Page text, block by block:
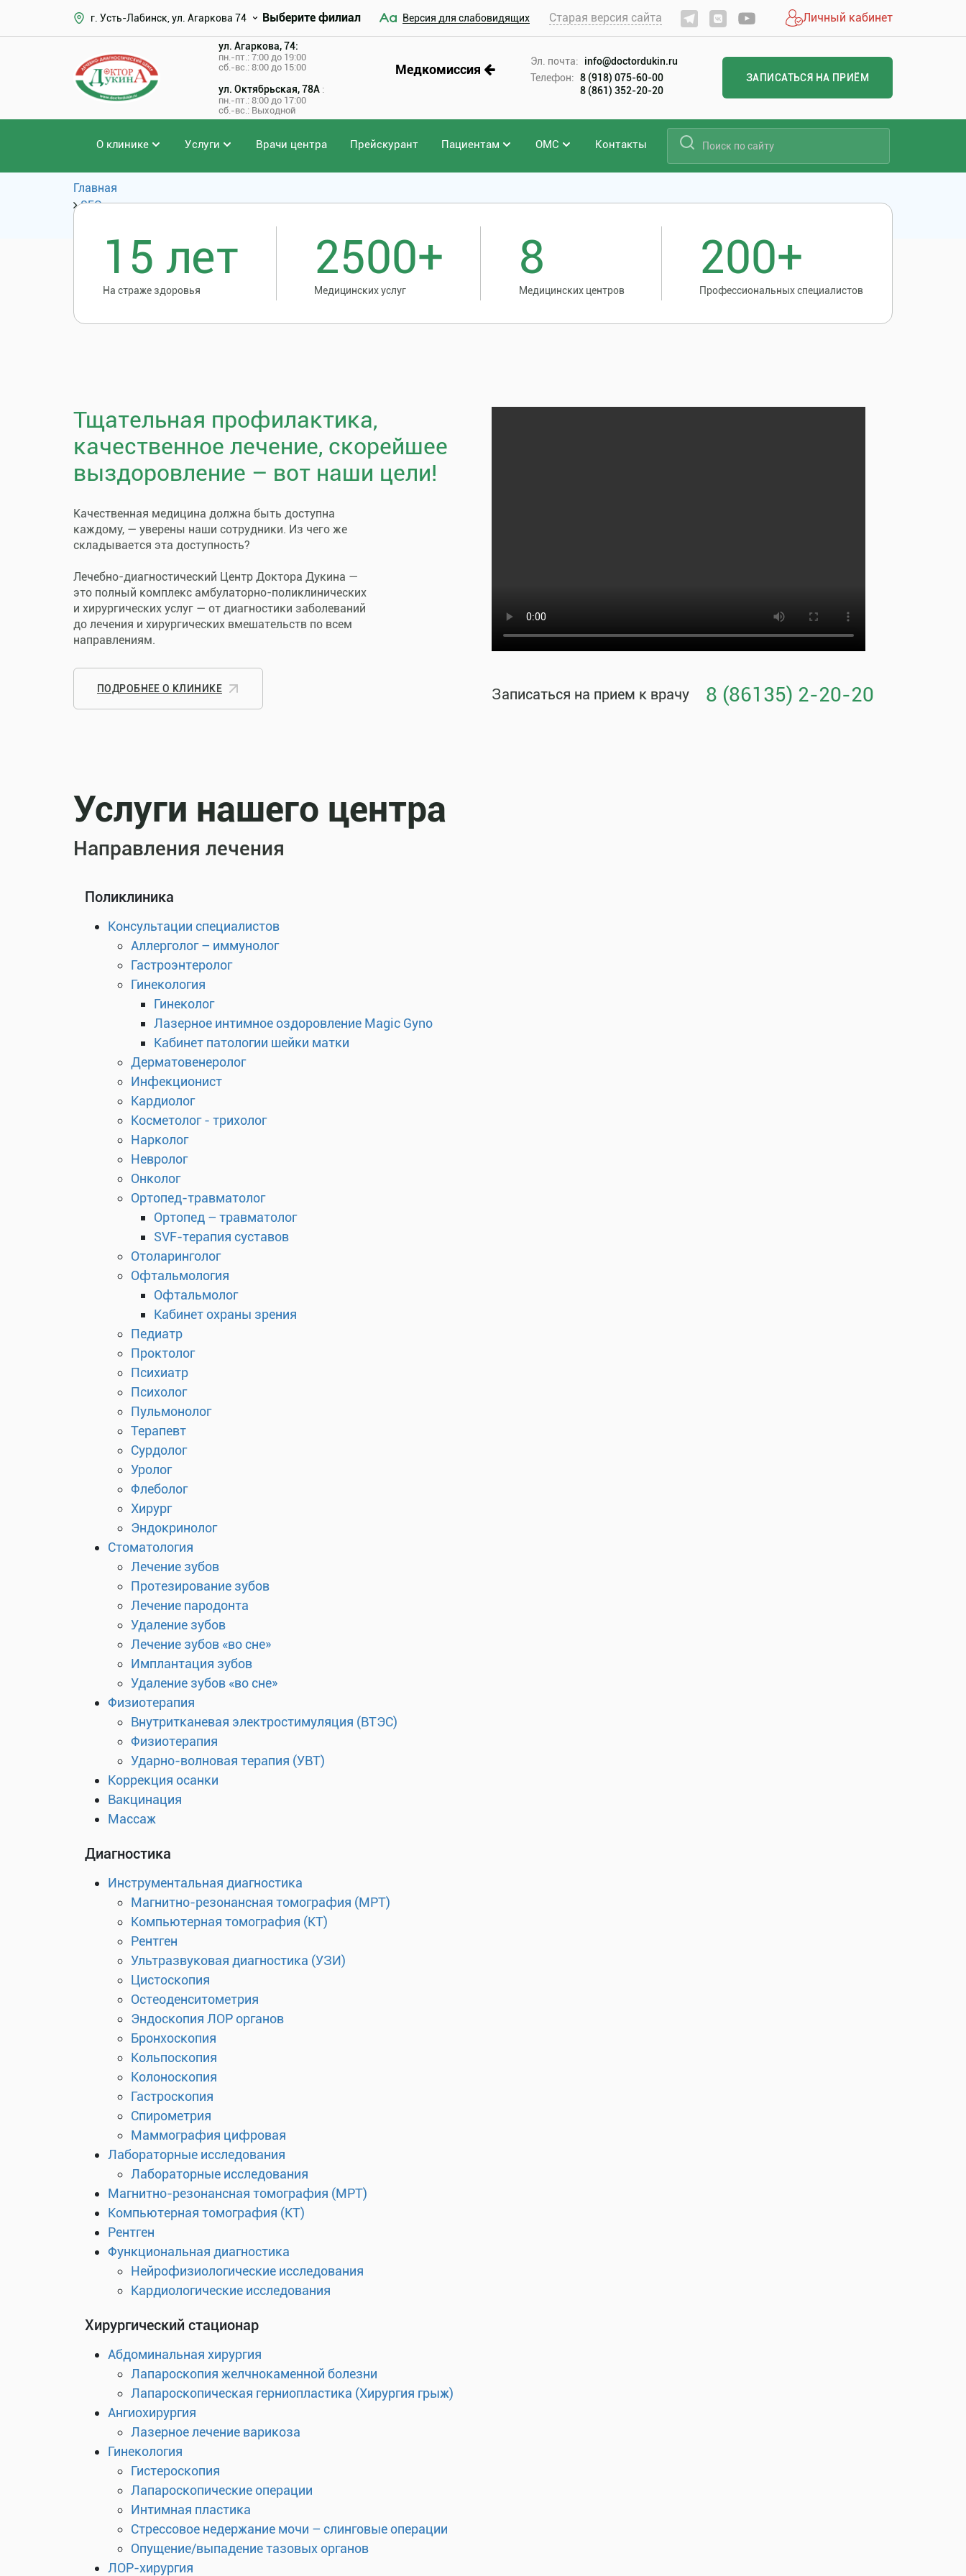
г. Усть-Лабинск, ул. Агаркова 74 Выберите филиал Версия для слабовидящих Старая версия сайта Личный кабинет
ул. Агаркова, 74:
пн.-пт.: 7:00 до 19:00
сб.-вс.: 8:00 до 15:00
ул. Октябрьская, 78А :
пн.-пт.: 8:00 до 17:00
сб.-вс.: Выходной
Медкомиссия
Эл. почта:
info@doctordukin.ru
Телефон: 8 (918) 075-60-00
8 (861) 352-20-20
ЗАПИСАТЬСЯ НА ПРИЁМ
О клинике Услуги Врачи центра Прейскурант Пациентам ОМС Контакты
Главная
SEO
15 лет
На страже здоровья
2500+
Медицинских услуг
8
Медицинских центров
200+
Профессиональных специалистов
Тщательная профилактика,
качественное лечение, скорейшее
выздоровление – вот наши цели!
Качественная медицина должна быть доступна
каждому, — уверены наши сотрудники. Из чего же
складывается эта доступность?
Лечебно-диагностический Центр Доктора Дукина —
это полный комплекс амбулаторно-поликлинических
и хирургических услуг — от диагностики заболеваний
до лечения и хирургических вмешательств по всем
направлениям.
ПОДРОБНЕЕ О КЛИНИКЕ Записаться на прием к врачу 8 (86135) 2-20-20
Услуги нашего центра
Направления лечения
Поликлиника
Консультации специалистов
Аллерголог – иммунолог
Гастроэнтеролог
Гинекология
Гинеколог
Лазерное интимное оздоровление Magic Gyno
Кабинет патологии шейки матки
Дерматовенеролог
Инфекционист
Кардиолог
Косметолог - трихолог
Нарколог
Невролог
Онколог
Ортопед-травматолог
Ортопед – травматолог
SVF-терапия суставов
Отоларинголог
Офтальмология
Офтальмолог
Кабинет охраны зрения
Педиатр
Проктолог
Психиатр
Психолог
Пульмонолог
Терапевт
Сурдолог
Уролог
Флеболог
Хирург
Эндокринолог
Стоматология
Лечение зубов
Протезирование зубов
Лечение пародонта
Удаление зубов
Лечение зубов «во сне»
Имплантация зубов
Удаление зубов «во сне»
Физиотерапия
Внутритканевая электростимуляция (ВТЭС)
Физиотерапия
Ударно-волновая терапия (УВТ)
Коррекция осанки
Вакцинация
Массаж
Диагностика
Инструментальная диагностика
Магнитно-резонансная томография (МРТ)
Компьютерная томография (КТ)
Рентген
Ультразвуковая диагностика (УЗИ)
Цистоскопия
Остеоденситометрия
Эндоскопия ЛОР органов
Бронхоскопия
Кольпоскопия
Колоноскопия
Гастроскопия
Спирометрия
Маммография цифровая
Лабораторные исследования
Лабораторные исследования
Магнитно-резонансная томография (МРТ)
Компьютерная томография (КТ)
Рентген
Функциональная диагностика
Нейрофизиологические исследования
Кардиологические исследования
Хирургический стационар
Абдоминальная хирургия
Лапароскопия желчнокаменной болезни
Лапароскопическая герниопластика (Хирургия грыж)
Ангиохирургия
Лазерное лечение варикоза
Гинекология
Гистероскопия
Лапароскопические операции
Интимная пластика
Стрессовое недержание мочи – слинговые операции
Опущение/выпадение тазовых органов
ЛОР-хирургия